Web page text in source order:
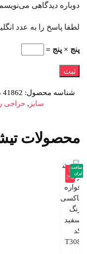
دوباره دیدگاهی
لطفا پاسخ را به عدد
پنج × پنج =
شناسه محصول: 41862
سایز , حراجی
محصولات
-3
2%
ساخت
ایران